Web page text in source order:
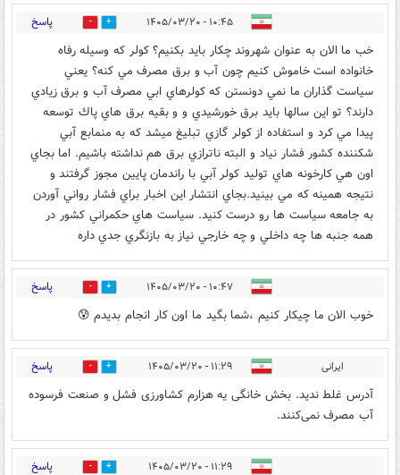
۱۰:۴۵ - ۱۴۰۵/۰۳/۲۰ 0 پاسخ
خب ما الان به عنوان شهروند چكار بايد بكنيم؟ كولر كه وسيله رفاه
خانواده است خاموش كنيم چون آب و برق مصرف مي كنه؟ يعني
سياست گذاران ما نمي دونستن كه كولرهاي ابي مصرف آب و برق زيادي
دارند؟ تو اين سالها بايد برق خورشيدي و و بقيه برق هاي پاك توسعه
پيدا مي كرد و استفاده از كولر گازي تبليغ ميشد كه به منمابع آبي
شكننده كشور فشار نياد و البته ناترازي برق هم نداشته باشيم. اما بجاي
اون هي كارخونه هاي توليد كولر آبي با راندمان پايين مجوز گرفتند و
نتيجه همينه كه مي بينيد.بجاي انتشار اين اخبار براي فشار رواني آوردن
به جامعه سياست ها رو درست كنيد. سياست هاي حكمراني كشور در
همه جنبه ها چه داخلي و چه خارجي نياز به بازنگري جدي داره
۱۰:۴۷ - ۱۴۰۵/۰۳/۲۰ 0 پاسخ
خوب الان ما چیکار کنیم ،شما بگید ما اون کار انجام بدیدم 😰
ایرانی ۱۱:۲۹ - ۱۴۰۵/۰۳/۲۰ 0 پاسخ
آدرس غلط ندید. بخش خانگی یه هزارم کشاورزی فشل و صنعت فرسوده
آب مصرف نمی‌کنند.
۱۱:۲۹ - ۱۴۰۵/۰۳/۲۰ 0 پاسخ